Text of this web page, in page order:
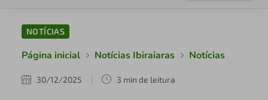
NOTÍCIAS
Página inicial Notícias Ibiraiaras Notícias
30/12/2025 3 min de leitura